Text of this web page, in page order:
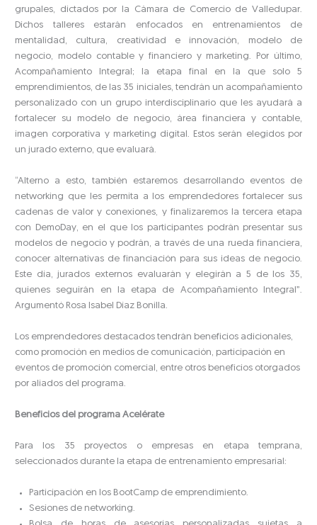
grupales, dictados por la Cámara de Comercio de Valledupar.
Dichos talleres estarán enfocados en entrenamientos de
mentalidad, cultura, creatividad e innovación, modelo de
negocio, modelo contable y financiero y marketing. Por último,
Acompañamiento Integral; la etapa final en la que solo 5
emprendimientos, de las 35 iniciales, tendrán un acompañamiento
personalizado con un grupo interdisciplinario que les ayudará a
fortalecer su modelo de negocio, área financiera y contable,
imagen corporativa y marketing digital. Estos serán elegidos por
un jurado externo, que evaluará.
“Alterno a esto, también estaremos desarrollando eventos de
networking que les permita a los emprendedores fortalecer sus
cadenas de valor y conexiones, y finalizaremos la tercera etapa
con DemoDay, en el que los participantes podrán presentar sus
modelos de negocio y podrán, a través de una rueda financiera,
conocer alternativas de financiación para sus ideas de negocio.
Este día, jurados externos evaluarán y elegirán a 5 de los 35,
quienes seguirán en la etapa de Acompañamiento Integral”.
Argumentó Rosa Isabel Díaz Bonilla.
Los emprendedores destacados tendrán beneficios adicionales,
como promoción en medios de comunicación, participación en
eventos de promoción comercial, entre otros beneficios otorgados
por aliados del programa.
Beneficios del programa Acelérate
Para los 35 proyectos o empresas en etapa temprana,
seleccionados durante la etapa de entrenamiento empresarial:
Participación en los BootCamp de emprendimiento.
Sesiones de networking.